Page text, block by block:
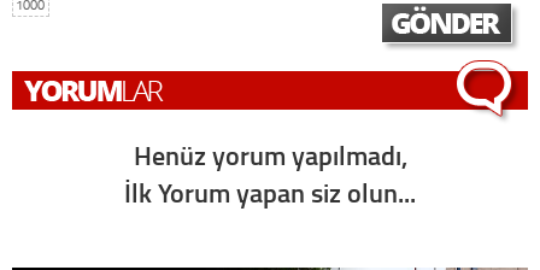
1000
Henüz yorum yapılmadı,
İlk Yorum yapan siz olun...